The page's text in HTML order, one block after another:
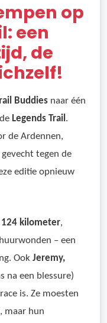
op
een
de
Buddies naar één
Legends Trail .
de Ardennen,
tegen de
editie opnieuw
124 kilometer,
– een
Ook Jeremy,
na een blessure)
is. Ze moesten
maar hun